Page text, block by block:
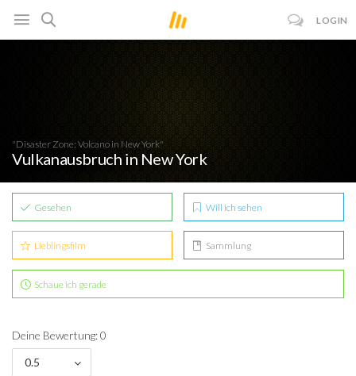
LOGIN
"Disaster Zone: Volcano in New York"
Vulkanausbruch in New York
Gesehen Will ich sehen
Lieblingsfilm Sammlung
Schaue ich gerade
Deine Bewertung: 0
0.5